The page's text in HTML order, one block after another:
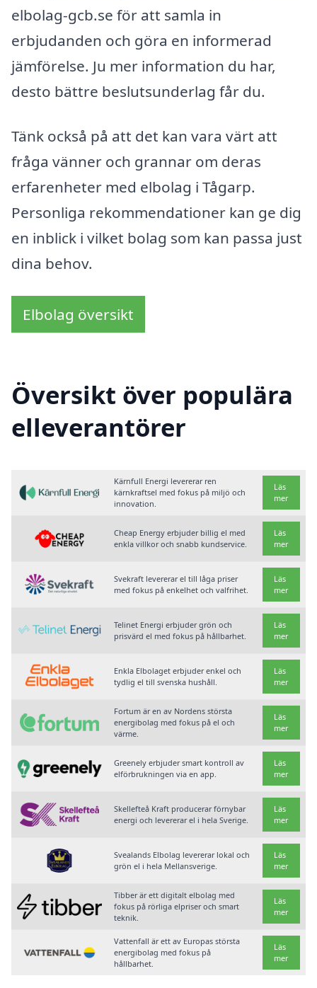
elbolag-gcb.se för att samla in
erbjudanden och göra en informerad
jämförelse. Ju mer information du har,
desto bättre beslutsunderlag får du.
Tänk också på att det kan vara värt att
fråga vänner och grannar om deras
erfarenheter med elbolag i Tågarp.
Personliga rekommendationer kan ge dig
en inblick i vilket bolag som kan passa just
dina behov.
Elbolag översikt
Översikt över populära
elleverantörer
Kärnfull Energi levererar ren
kärnkraftsel med fokus på miljö och
innovation.
Läs
mer
Cheap Energy erbjuder billig el med
enkla villkor och snabb kundservice.
Läs
mer
Svekraft levererar el till låga priser
med fokus på enkelhet och valfrihet.
Läs
mer
Telinet Energi erbjuder grön och
prisvärd el med fokus på hållbarhet.
Läs
mer
Enkla Elbolaget erbjuder enkel och
tydlig el till svenska hushåll.
Läs
mer
Fortum är en av Nordens största
energibolag med fokus på el och
värme.
Läs
mer
Greenely erbjuder smart kontroll av
elförbrukningen via en app.
Läs
mer
Skellefteå Kraft producerar förnybar
energi och levererar el i hela Sverige.
Läs
mer
Svealands Elbolag levererar lokal och
grön el i hela Mellansverige.
Läs
mer
Tibber är ett digitalt elbolag med
fokus på rörliga elpriser och smart
teknik.
Läs
mer
Vattenfall är ett av Europas största
energibolag med fokus på
hållbarhet.
Läs
mer